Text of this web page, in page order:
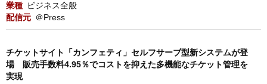
業種 ビジネス全般
配信元 ＠Press
チケットサイト「カンフェティ」セルフサーブ型新システムが登
場 販売手数料4.95％でコストを抑えた多機能なチケット管理を
実現